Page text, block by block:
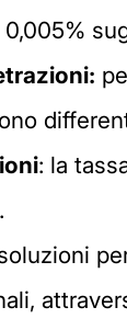
: la